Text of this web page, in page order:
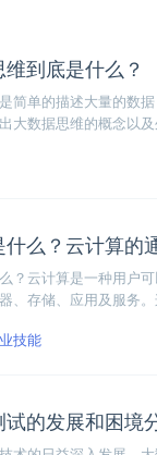
维到底是什么？
简单的描述大量的数
大数据思维的概念以
什么？云计算的
？云计算是一种用户
、存储、应用及服务
技能
试的发展和困境